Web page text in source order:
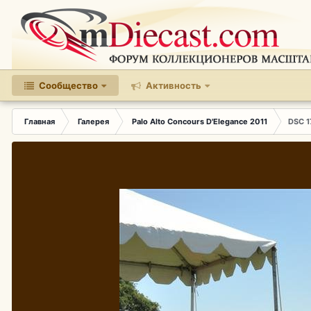
Сообщество Активность
Главная Галерея Palo Alto Concours D'Elegance 2011 DSC